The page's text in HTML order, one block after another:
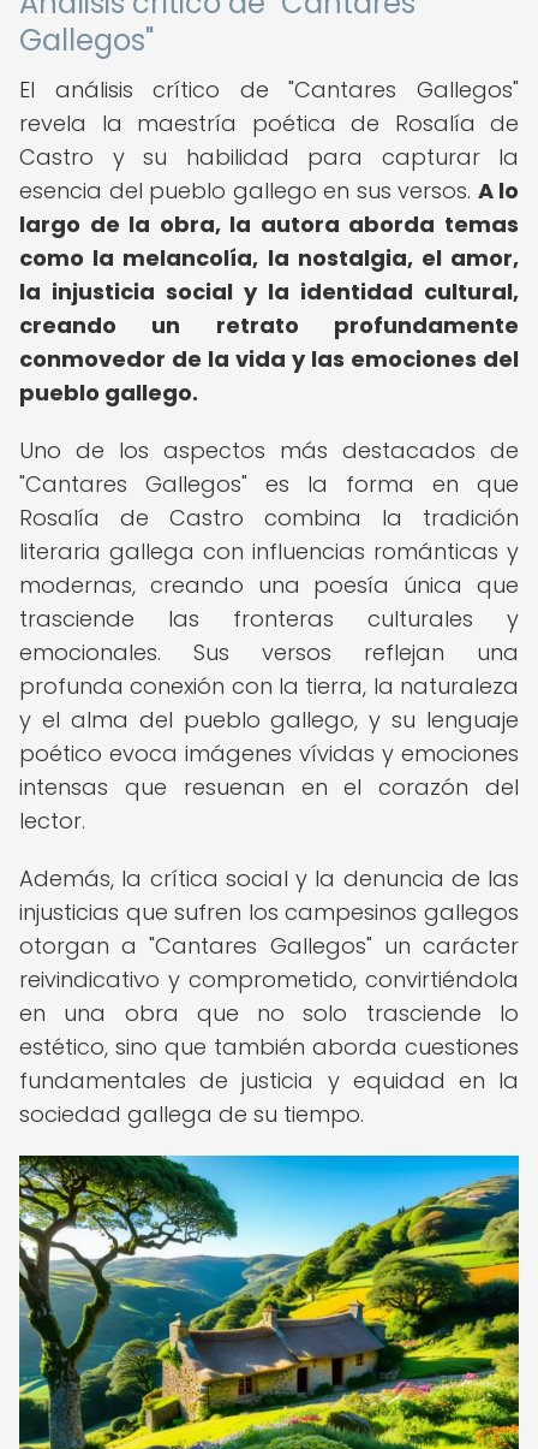
Gallegos"
El análisis crítico de "Cantares Gallegos"
revela la maestría poética de Rosalía de
Castro y su habilidad para capturar la
esencia del pueblo gallego en sus versos. A lo
largo de la obra, la autora aborda temas
como la melancolía, la nostalgia, el amor,
la injusticia social y la identidad cultural,
creando un retrato profundamente
conmovedor de la vida y las emociones del
pueblo gallego.
Uno de los aspectos más destacados de
"Cantares Gallegos" es la forma en que
Rosalía de Castro combina la tradición
literaria gallega con influencias románticas y
modernas, creando una poesía única que
trasciende las fronteras culturales y
emocionales. Sus versos reflejan una
profunda conexión con la tierra, la naturaleza
y el alma del pueblo gallego, y su lenguaje
poético evoca imágenes vívidas y emociones
intensas que resuenan en el corazón del
lector.
Además, la crítica social y la denuncia de las
injusticias que sufren los campesinos gallegos
otorgan a "Cantares Gallegos" un carácter
reivindicativo y comprometido, convirtiéndola
en una obra que no solo trasciende lo
estético, sino que también aborda cuestiones
fundamentales de justicia y equidad en la
sociedad gallega de su tiempo.